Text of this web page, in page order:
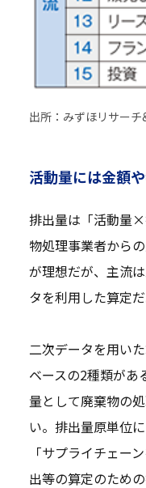
出所：みずほリサー
活動量には金額
排出量は「活動量
物処理事業者から
が理想だが、主流
タを利用した算定だ
二次データを用い
ベースの2種類があ
量として廃棄物の
い。排出量原単位
「サプライチェー
出等の算定のため